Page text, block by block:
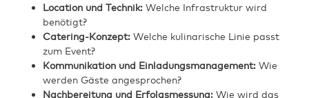
Location und Technik: Welche Infrastruktur wird
benötigt?
Catering-Konzept: Welche kulinarische Linie passt
zum Event?
Kommunikation und Einladungsmanagement: Wie
werden Gäste angesprochen?
Nachbereitung und Erfolgsmessung: Wie wird das